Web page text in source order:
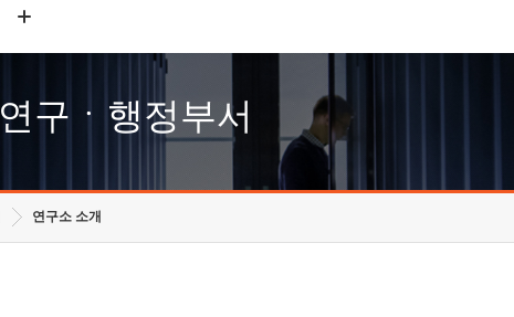
고객의소리
수의계약 현황
호남권연구본부
기획본부
연구ㆍ행정부서
연구소 소개